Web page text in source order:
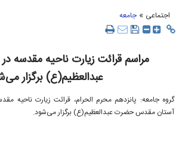
اجتماعی » جامعه
مراسم قرائت زیارت ناحیه مقدسه
عبدالعظیم(ع) برگزار
گروه جامعه: پانزدهم محرم الحرام، قرائت زیارت ناحیه
آستان مقدس حضرت عبدالعظیم(ع) برگزار می‌شود.